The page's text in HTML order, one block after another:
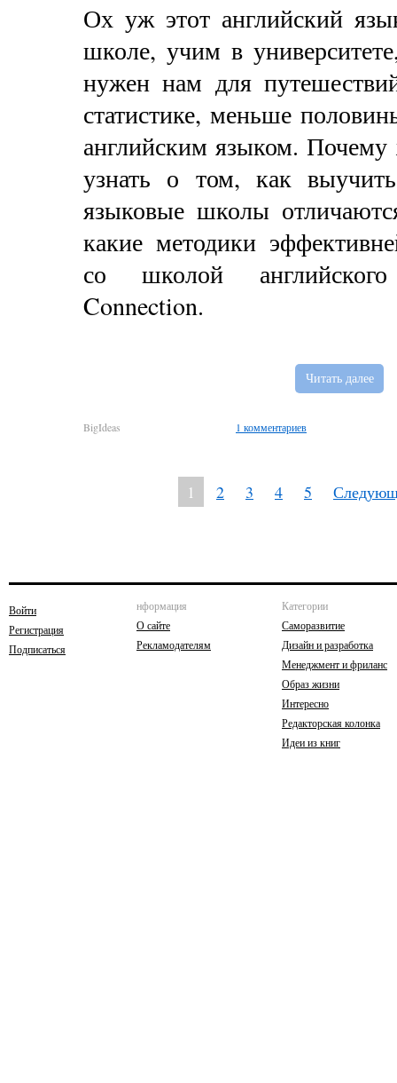
Ох уж этот английский
школе, учим в
нужен нам для
статистике, меньше
английским языком.
узнать о том, как
языковые школы
какие методики
со школой
Connection.
Читать далее
BigIdeas 1 комментариев
1 2 3 4 5
Войти
Регистрация
Подписаться
нформация
О сайте
Рекламодателям
Категории
Саморазвитие
Дизайн и разработка
Менеджмент и фриланс
Образ жизни
Интересно
Редакторская колонка
Идеи из книг